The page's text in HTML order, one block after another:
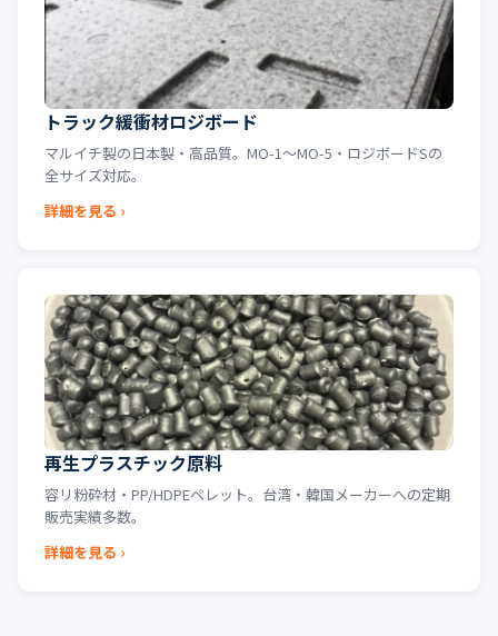
トラック緩衝材ロジボード
マルイチ製の日本製・高品質。MO-1〜MO-5・ロジボードSの
全サイズ対応。
詳細を見る ›
再生プラスチック原料
容リ粉砕材・PP/HDPEペレット。台湾・韓国メーカーへの定期
販売実績多数。
詳細を見る ›